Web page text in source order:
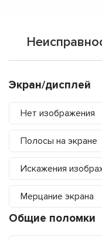
Экран/дисплей
Нет изображения
Полосы на экране
Искажения
Мерцание экрана
Общие поломки